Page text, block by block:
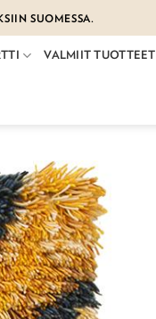
SUOMESSA.
VALMIIT TUOTTEET